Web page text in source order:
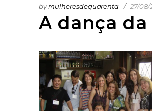
A dança da
bymulheresdequarenta 27/08/